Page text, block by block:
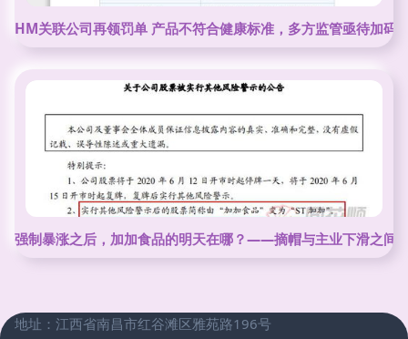
HM关联公司再领罚单 产品不符合健康标准，多方监管亟待加码
强制暴涨之后，加加食品的明天在哪？——摘帽与主业下滑之间
地址：江西省南昌市红谷滩区雅苑路196号